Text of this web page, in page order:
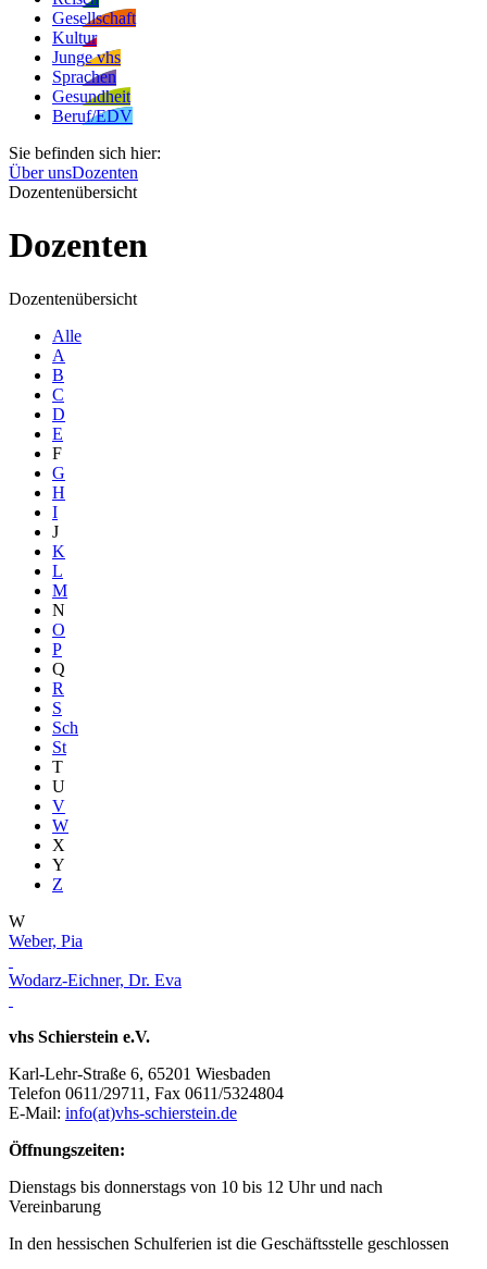
Gesellschaft
Kultur
Junge vhs
Sprachen
Gesundheit
Beruf/EDV
Sie befinden sich hier:
Über unsDozenten
Dozentenübersicht
Dozenten
Dozentenübersicht
Alle
A
B
C
D
E
F
G
H
I
J
K
L
M
N
O
P
Q
R
S
Sch
St
T
U
V
W
X
Y
Z
W
Weber, Pia
Wodarz-Eichner, Dr. Eva
vhs Schierstein e.V.
Karl-Lehr-Straße 6, 65201 Wiesbaden
Telefon 0611/29711, Fax 0611/5324804
E-Mail: info(at)vhs-schierstein.de
Öffnungszeiten:
Dienstags bis donnerstags von 10 bis 12 Uhr und nach
Vereinbarung
In den hessischen Schulferien ist die Geschäftsstelle geschlossen